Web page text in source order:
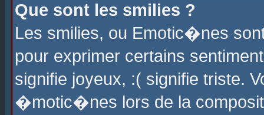
Que sont les smilies ?
Les smilies, ou Emotic�nes
pour exprimer certains
signifie joyeux, :( signifie triste.
�motic�nes lors de la